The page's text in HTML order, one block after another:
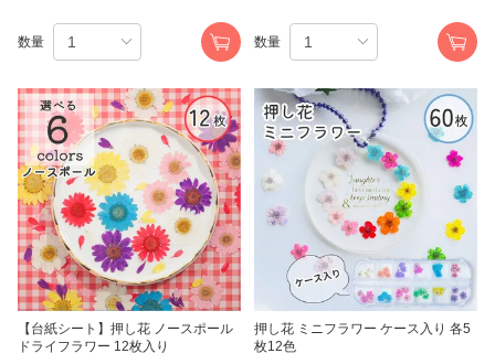
数量 数量
【台紙シート】押し花 ノースポール
ドライフラワー 12枚入り
押し花 ミニフラワー ケース入り 各5
枚12色